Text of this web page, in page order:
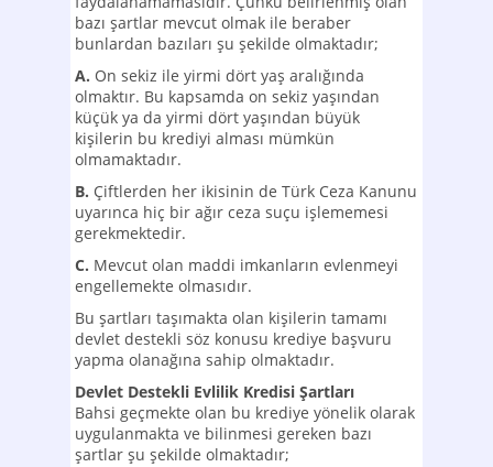
bazı şartlar mevcut olmak ile beraber
bunlardan bazıları şu şekilde olmaktadır;
A. On sekiz ile yirmi dört yaş aralığında
olmaktır. Bu kapsamda on sekiz yaşından
küçük ya da yirmi dört yaşından büyük
kişilerin bu krediyi alması mümkün
olmamaktadır.
B. Çiftlerden her ikisinin de Türk Ceza Kanunu
uyarınca hiç bir ağır ceza suçu işlememesi
gerekmektedir.
C. Mevcut olan maddi imkanların evlenmeyi
engellemekte olmasıdır.
Bu şartları taşımakta olan kişilerin tamamı
devlet destekli söz konusu krediye başvuru
yapma olanağına sahip olmaktadır.
Devlet Destekli Evlilik Kredisi Şartları
Bahsi geçmekte olan bu krediye yönelik olarak
uygulanmakta ve bilinmesi gereken bazı
şartlar şu şekilde olmaktadır;